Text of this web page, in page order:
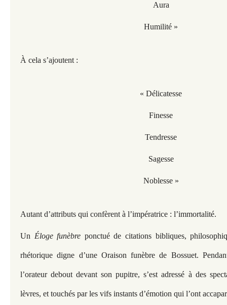
Aura
Humilité »
À cela s’ajoutent :
« Délicatesse
Finesse
Tendresse
Sagesse
Noblesse »
Autant d’attributs qui confèrent à l’impératrice : l’immortalité.
Un Éloge funèbre ponctué de citations bibliques,
rhétorique digne d’une Oraison funèbre de Bossuet.
l’orateur debout devant son pupitre, s’est adressé à des
lèvres, et touchés par les vifs instants d’émotion qui l’ont